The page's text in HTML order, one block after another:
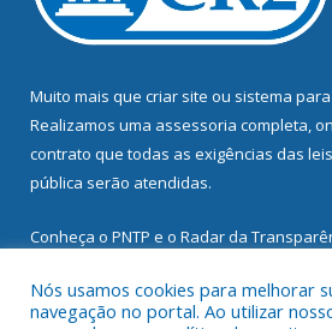
Muito mais que criar site ou sistema
Realizamos uma assessoria completa,
contrato que todas as exigências das
pública serão atendidas.
Conheça o PNTP e o Radar da
Nós usamos cookies para melhorar
navegação no portal. Ao utilizar